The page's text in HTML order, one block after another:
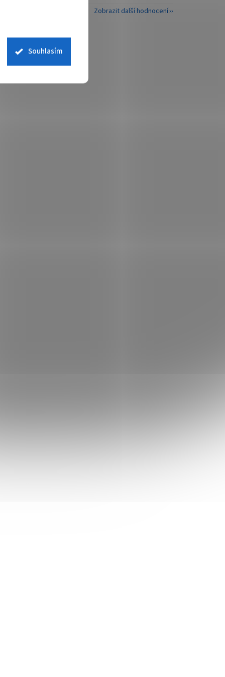
Souhlasím
Zobrazit další hodnocení